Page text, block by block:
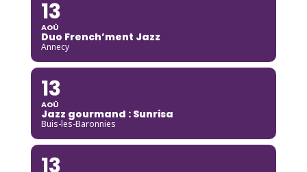
13
AOÛ
Duo French’ment Jazz
Annecy
13
AOÛ
Jazz gourmand : Sunrisa
Buis-les-Baronnies
13